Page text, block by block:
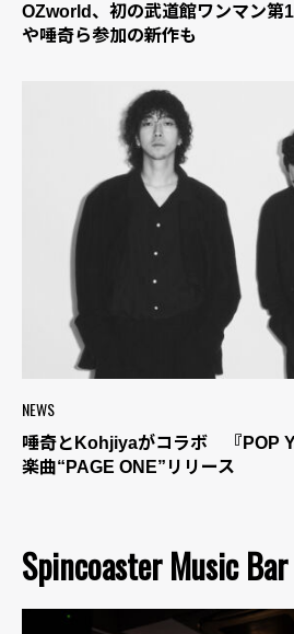
OZworld、初の武道館ワンマン
や唾奇ら参加の新作も
NEWS
唾奇とKohjiyaがコラボ 『POP
楽曲“PAGE ONE”リリース
Spincoaster Music